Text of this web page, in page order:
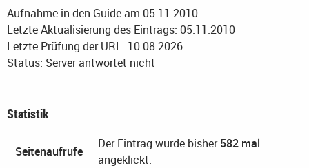
Aufnahme in den Guide am 05.11.2010
Letzte Aktualisierung des Eintrags: 05.11.2010
Letzte Prüfung der URL: 10.08.2026
Status: Server antwortet nicht
Statistik
Seitenaufrufe
Der Eintrag wurde bisher582 mal
angeklickt.